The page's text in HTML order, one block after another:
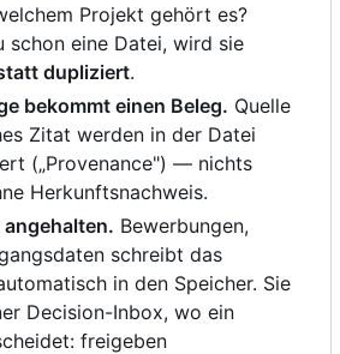
Projekt gehört es?
schon eine Datei, wird sie
dupliziert.
bekommt einen Beleg. Quelle
Zitat werden in der Datei
(„Provenance") — nichts
Herkunftsnachweis.
Bewerbungen,
schreibt das
in den Speicher. Sie
Decision-Inbox, wo ein
freigeben